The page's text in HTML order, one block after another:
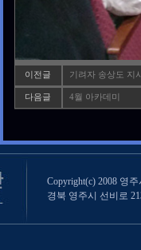
이전글 기려자 송상도 지
다음글 4월 아카데미
Copyright(c) 2008 영
경북 영주시 선비로